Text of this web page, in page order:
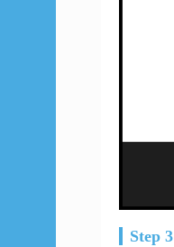
Step 3